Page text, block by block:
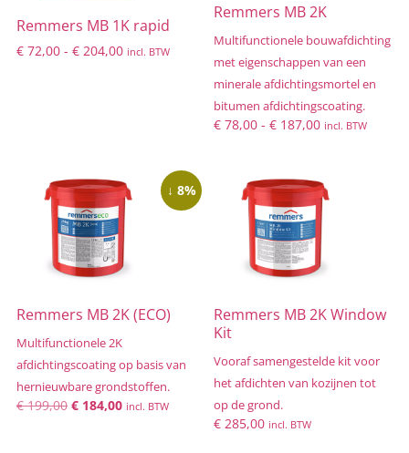
Remmers MB 1K rapid
€ 72,00 - € 204,00 incl. BTW
Remmers MB 2K
Multifunctionele bouwafdichting
met eigenschappen van een
minerale afdichtingsmortel en
bitumen afdichtingscoating.
€ 78,00 - € 187,00 incl. BTW
↓ 8%
Remmers MB 2K (ECO)
Multifunctionele 2K
afdichtingscoating op basis van
hernieuwbare grondstoffen.
€199,00 € 184,00 incl. BTW
Remmers MB 2K Window
Kit
Vooraf samengestelde kit voor
het afdichten van kozijnen tot
op de grond.
€ 285,00 incl. BTW